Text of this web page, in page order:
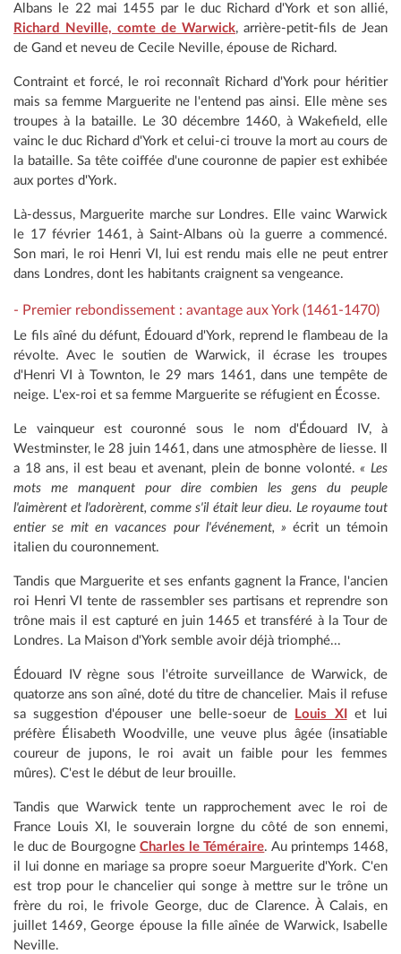
Albans le 22 mai 1455 par le duc Richard d'York et son allié,
Richard Neville, comte de Warwick, arrière-petit-fils de Jean
de Gand et neveu de Cecile Neville, épouse de Richard.
Contraint et forcé, le roi reconnaît Richard d'York pour héritier
mais sa femme Marguerite ne l'entend pas ainsi. Elle mène ses
troupes à la bataille. Le 30 décembre 1460, à Wakefield, elle
vainc le duc Richard d'York et celui-ci trouve la mort au cours de
la bataille. Sa tête coiffée d'une couronne de papier est exhibée
aux portes d'York.
Là-dessus, Marguerite marche sur Londres. Elle vainc Warwick
le 17 février 1461, à Saint-Albans où la guerre a commencé.
Son mari, le roi Henri VI, lui est rendu mais elle ne peut entrer
dans Londres, dont les habitants craignent sa vengeance.
- Premier rebondissement : avantage aux York (1461-1470)
Le fils aîné du défunt, Édouard d'York, reprend le flambeau de la
révolte. Avec le soutien de Warwick, il écrase les troupes
d'Henri VI à Townton, le 29 mars 1461, dans une tempête de
neige. L'ex-roi et sa femme Marguerite se réfugient en Écosse.
Le vainqueur est couronné sous le nom d'Édouard IV, à
Westminster, le 28 juin 1461, dans une atmosphère de liesse. Il
a 18 ans, il est beau et avenant, plein de bonne volonté.« Les
mots me manquent pour dire combien les gens du peuple
l'aimèrent et l'adorèrent, comme s'il était leur dieu. Le royaume tout
entier se mit en vacances pour l'événement, » écrit un témoin
italien du couronnement.
Tandis que Marguerite et ses enfants gagnent la France, l'ancien
roi Henri VI tente de rassembler ses partisans et reprendre son
trône mais il est capturé en juin 1465 et transféré à la Tour de
Londres. La Maison d'York semble avoir déjà triomphé...
Édouard IV règne sous l'étroite surveillance de Warwick, de
quatorze ans son aîné, doté du titre de chancelier. Mais il refuse
sa suggestion d'épouser une belle-soeur de
Louis XI
et lui
préfère Élisabeth Woodville, une veuve plus âgée (insatiable
coureur de jupons, le roi avait un faible pour les femmes
mûres). C'est le début de leur brouille.
Tandis que Warwick tente un rapprochement avec le roi de
France Louis XI, le souverain lorgne du côté de son ennemi,
le duc de Bourgogne Charles le Téméraire. Au printemps 1468,
il lui donne en mariage sa propre soeur Marguerite d'York. C'en
est trop pour le chancelier qui songe à mettre sur le trône un
frère du roi, le frivole George, duc de Clarence. À Calais, en
juillet 1469, George épouse la fille aînée de Warwick, Isabelle
Neville.